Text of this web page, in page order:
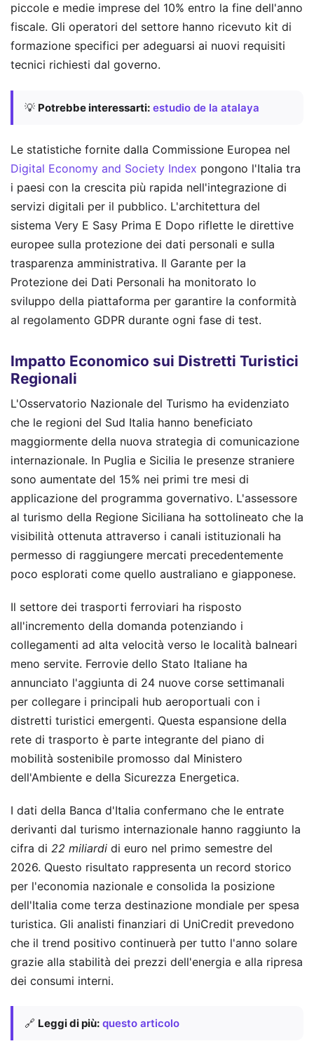
piccole e medie imprese del 10% entro la fine dell'anno
fiscale. Gli operatori del settore hanno ricevuto kit di
formazione specifici per adeguarsi ai nuovi requisiti
tecnici richiesti dal governo.
💡 Potrebbe interessarti: estudio de la atalaya
Le statistiche fornite dalla Commissione Europea nel
Digital Economy and Society Index pongono l'Italia tra
i paesi con la crescita più rapida nell'integrazione di
servizi digitali per il pubblico. L'architettura del
sistema Very E Sasy Prima E Dopo riflette le direttive
europee sulla protezione dei dati personali e sulla
trasparenza amministrativa. Il Garante per la
Protezione dei Dati Personali ha monitorato lo
sviluppo della piattaforma per garantire la conformità
al regolamento GDPR durante ogni fase di test.
Impatto Economico sui Distretti Turistici
Regionali
L'Osservatorio Nazionale del Turismo ha evidenziato
che le regioni del Sud Italia hanno beneficiato
maggiormente della nuova strategia di comunicazione
internazionale. In Puglia e Sicilia le presenze straniere
sono aumentate del 15% nei primi tre mesi di
applicazione del programma governativo. L'assessore
al turismo della Regione Siciliana ha sottolineato che la
visibilità ottenuta attraverso i canali istituzionali ha
permesso di raggiungere mercati precedentemente
poco esplorati come quello australiano e giapponese.
Il settore dei trasporti ferroviari ha risposto
all'incremento della domanda potenziando i
collegamenti ad alta velocità verso le località balneari
meno servite. Ferrovie dello Stato Italiane ha
annunciato l'aggiunta di 24 nuove corse settimanali
per collegare i principali hub aeroportuali con i
distretti turistici emergenti. Questa espansione della
rete di trasporto è parte integrante del piano di
mobilità sostenibile promosso dal Ministero
dell'Ambiente e della Sicurezza Energetica.
I dati della Banca d'Italia confermano che le entrate
derivanti dal turismo internazionale hanno raggiunto la
cifra di 22 miliardi di euro nel primo semestre del
2026. Questo risultato rappresenta un record storico
per l'economia nazionale e consolida la posizione
dell'Italia come terza destinazione mondiale per spesa
turistica. Gli analisti finanziari di UniCredit prevedono
che il trend positivo continuerà per tutto l'anno solare
grazie alla stabilità dei prezzi dell'energia e alla ripresa
dei consumi interni.
🔗 Leggi di più: questo articolo